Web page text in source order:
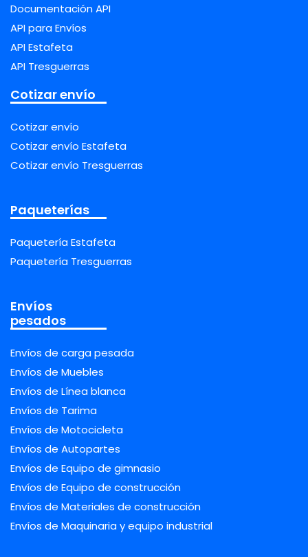
Documentación API
API para Envíos
API Estafeta
API Tresguerras
Cotizar envío
Cotizar envío
Cotizar envío Estafeta
Cotizar envío Tresguerras
Paqueterías
Paquetería Estafeta
Paquetería Tresguerras
Envíos
pesados
Envíos de carga pesada
Envíos de Muebles
Envíos de Línea blanca
Envíos de Tarima
Envíos de Motocicleta
Envíos de Autopartes
Envíos de Equipo de gimnasio
Envíos de Equipo de construcción
Envíos de Materiales de construcción
Envíos de Maquinaria y equipo industrial